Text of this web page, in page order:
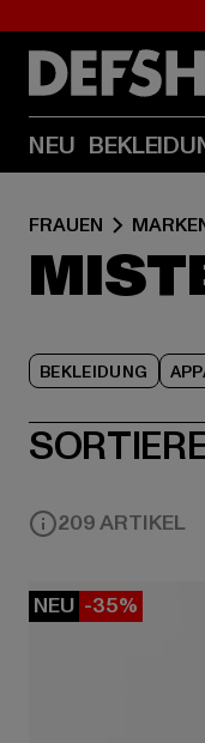
NEU
FRAUEN
BEKLEIDUNG
209 ARTIKEL
NEU -35%